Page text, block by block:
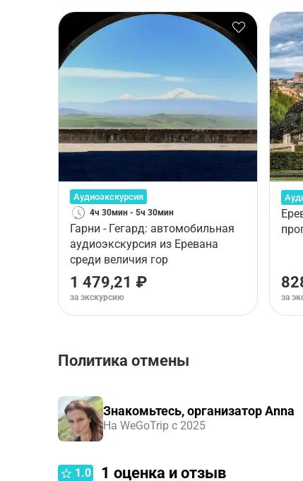
Аудиоэкскурсия
4ч 30мин - 5ч 30мин
Гарни - Гегард: автомобильная
аудиоэкскурсия из Еревана
среди величия гор
1 479,21 ₽
за экскурсию за
Политика отмены
Правила отмены зависят от типа
Аудиоэкскурсия.
Знакомьтесь, организатор Anna
На WeGoTrip с 2025
1.0 1 оценка и отзыв